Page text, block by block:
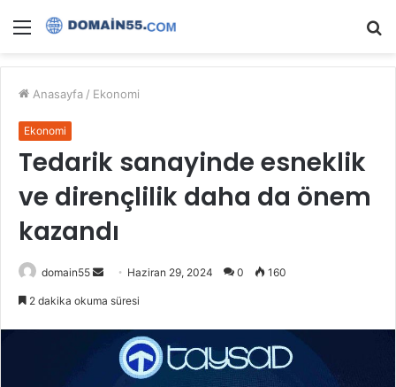
Menü
Anasayfa / Ekonomi
Ekonomi
Tedarik sanayinde esneklik
ve dirençlilik daha da önem
kazandı
domain55
Bir
göndermek
Haziran 29, 2024 0 160
2 dakika okuma süresi